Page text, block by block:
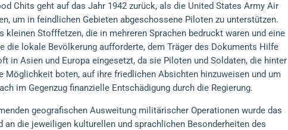
Chits geht auf das Jahr 1942 zurück, als die United States Army Air
um in feindlichen Gebieten abgeschossene Piloten zu unterstützen.
kleinen Stofffetzen, die in mehreren Sprachen bedruckt waren und eine
lokale Bevölkerung aufforderte, dem Träger des Dokuments Hilfe
in Asien und Europa eingesetzt, da sie Piloten und Soldaten, die hinter
Möglichkeit boten, auf ihre friedlichen Absichten hinzuweisen und um
im Gegenzug finanzielle Entschädigung durch die Regierung.
geografischen Ausweitung militärischer Operationen wurde das
die jeweiligen kulturellen und sprachlichen Besonderheiten des